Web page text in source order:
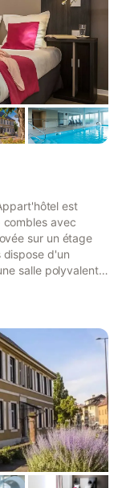
est
avec
sur un étage
d'un
salle polyvalente
de place
avec
2